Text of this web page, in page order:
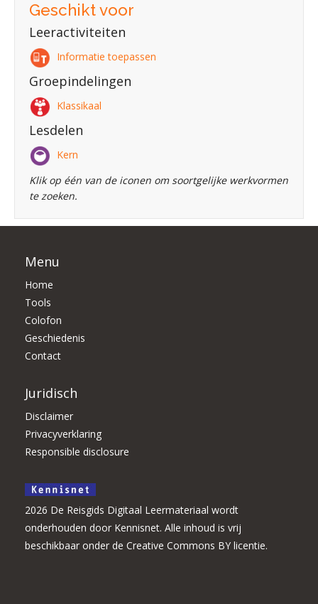
Geschikt voor
Leeractiviteiten
Informatie toepassen
Groepindelingen
Klassikaal
Lesdelen
Kern
Klik op één van de iconen om soortgelijke werkvormen
te zoeken.
Menu
Home
Tools
Colofon
Geschiedenis
Contact
Juridisch
Disclaimer
Privacyverklaring
Responsible disclosure
2026 De Reisgids Digitaal Leermateriaal wordt
onderhouden door Kennisnet. Alle inhoud is vrij
beschikbaar onder de Creative Commons BY licentie.